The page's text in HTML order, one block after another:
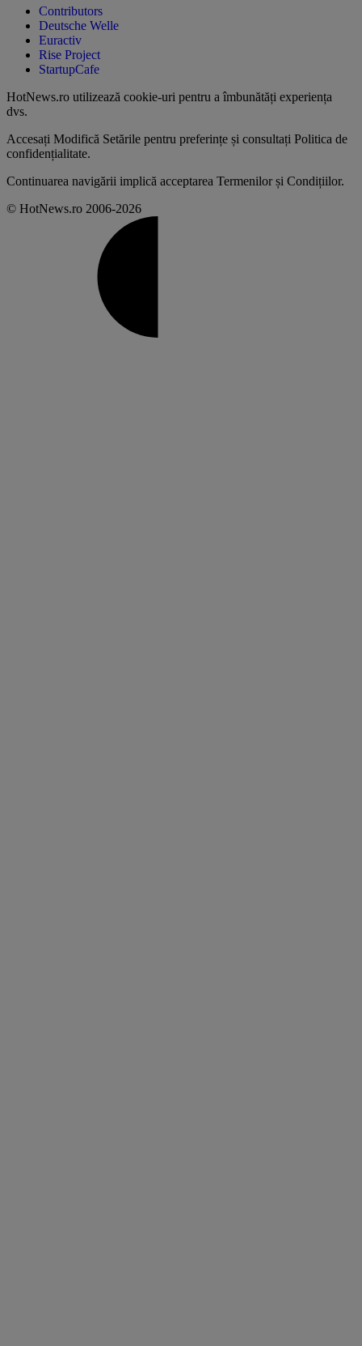
Contributors
Deutsche Welle
Euractiv
Rise Project
StartupCafe
HotNews.ro utilizează cookie-uri pentru a îmbunătăți experiența
dvs.
Accesați Modifică Setările pentru preferințe și consultați Politica de
confidențialitate.
Continuarea navigării implică acceptarea Termenilor și Condițiilor.
© HotNews.ro 2006-2026